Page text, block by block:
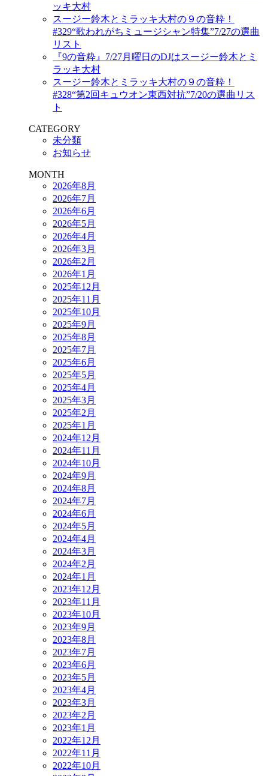
ッキ大村
スージー鈴木とミラッキ大村の９の音粋！
#329“歌われがちミュージシャン特集”7/27の選曲
リスト
『9の音粋』7/27月曜日のDJはスージー鈴木とミ
ラッキ大村
スージー鈴木とミラッキ大村の９の音粋！
#328“第2回キュウオン東西対抗”7/20の選曲リス
ト
CATEGORY
未分類
お知らせ
MONTH
2026年8月
2026年7月
2026年6月
2026年5月
2026年4月
2026年3月
2026年2月
2026年1月
2025年12月
2025年11月
2025年10月
2025年9月
2025年8月
2025年7月
2025年6月
2025年5月
2025年4月
2025年3月
2025年2月
2025年1月
2024年12月
2024年11月
2024年10月
2024年9月
2024年8月
2024年7月
2024年6月
2024年5月
2024年4月
2024年3月
2024年2月
2024年1月
2023年12月
2023年11月
2023年10月
2023年9月
2023年8月
2023年7月
2023年6月
2023年5月
2023年4月
2023年3月
2023年2月
2023年1月
2022年12月
2022年11月
2022年10月